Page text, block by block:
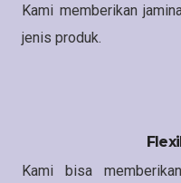
Kami memberikan
jenis produk.
Kami bisa